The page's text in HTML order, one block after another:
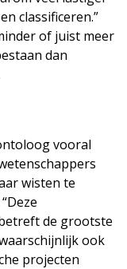
classificeren.”
of juist meer
dan
vooral
wisten te
de grootste
ook
projecten